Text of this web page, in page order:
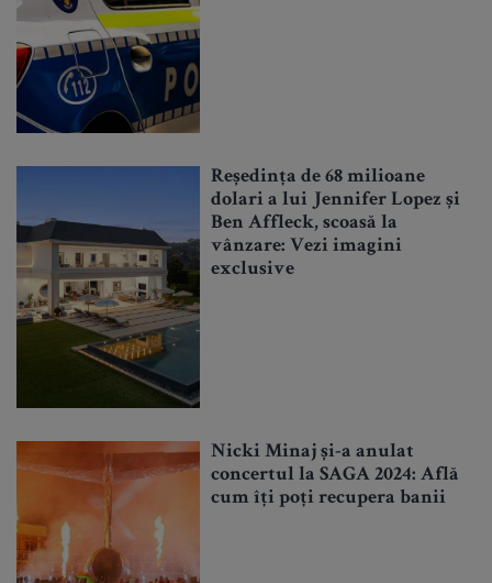
Reședința de 68 milioane
dolari a lui Jennifer Lopez și
Ben Affleck, scoasă la
vânzare: Vezi imagini
exclusive
Nicki Minaj și-a anulat
concertul la SAGA 2024: Află
cum îți poți recupera banii